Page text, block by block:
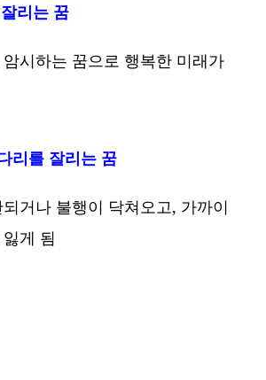
리는 꿈
시하는 꿈으로 행복한 미래가
리를 잘리는 꿈
거나 불행이 닥쳐오고, 가까이
게 됨